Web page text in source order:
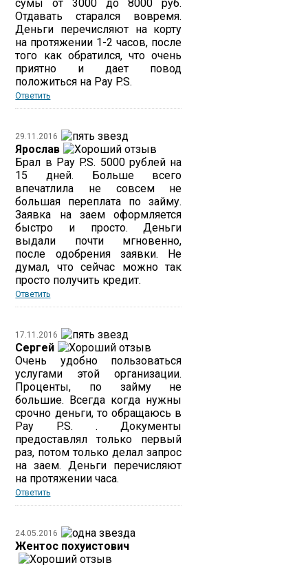
сумы от 3000 до 8000 руб.
Отдавать старался вовремя.
Деньги перечисляют на корту
на протяжении 1-2 часов, после
того как обратился, что очень
приятно и дает повод
положиться на Pay P.S.
Ответить
29.11.2016
Ярослав
Брал в Pay P.S. 5000 рублей на
15 дней. Больше всего
впечатлила не совсем не
большая переплата по займу.
Заявка на заем оформляется
быстро и просто. Деньги
выдали почти мгновенно,
после одобрения заявки. Не
думал, что сейчас можно так
просто получить кредит.
Ответить
17.11.2016
Сергей
Очень удобно пользоваться
услугами этой организации.
Проценты, по займу не
большие. Всегда когда нужны
срочно деньги, то обращаюсь в
Pay P.S. . Документы
предоставлял только первый
раз, потом только делал запрос
на заем. Деньги перечисляют
на протяжении часа.
Ответить
24.05.2016
Жентос похуистович